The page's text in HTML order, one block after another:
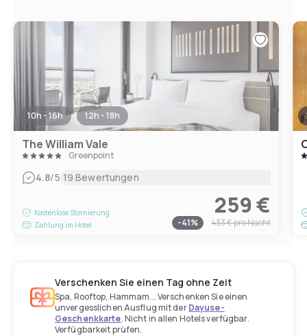
10h - 16h 12h - 18h
The William Vale
Greenpoint
4.8/5|19 Bewertungen
Kostenlose Stornierung
Zahlung im Hotel
259 €
-41% 433 €pro Nacht
Verschenken Sie einen Tag ohne Zeit
Spa, Rooftop, Hammam... Verschenken Sie einen
unvergesslichen Ausflug mit derDayuse-
Geschenkkarte. Nicht in allen Hotels verfügbar.
Verfügbarkeit prüfen.